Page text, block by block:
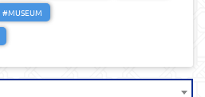
#MUSEUM